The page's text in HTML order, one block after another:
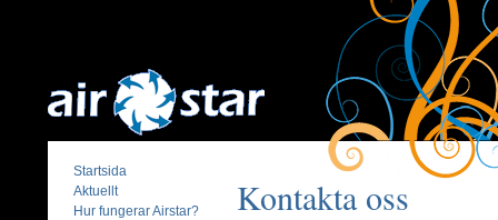
Startsida
Aktuellt
Hur fungerar Airstar?
Kontakta oss